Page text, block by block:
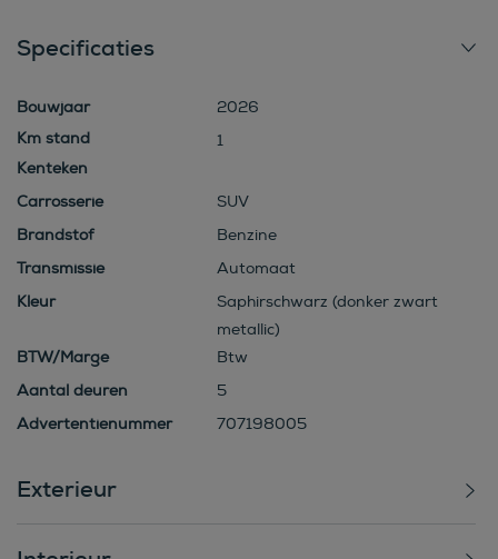
Specificaties
Bouwjaar
2026
1
Kenteken
Carrosserie
SUV
Brandstof
Benzine
Transmissie
Automaat
Kleur
Saphirschwarz (donker zwart
metallic)
BTW/Marge
Btw
Aantal deuren
5
Advertentienummer
707198005
Exterieur